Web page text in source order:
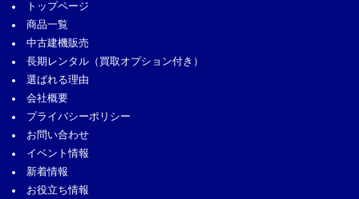
トップページ
商品一覧
中古建機販売
長期レンタル（買取オプション付き）
選ばれる理由
会社概要
プライバシーポリシー
お問い合わせ
イベント情報
新着情報
お役立ち情報